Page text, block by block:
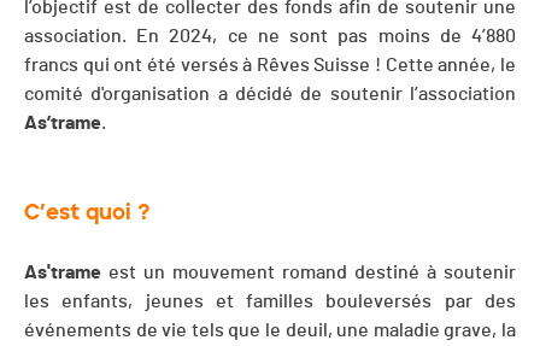
l’objectif est de collecter des fonds afin de soutenir une
association. En 2024, ce ne sont pas moins de 4’880
francs qui ont été versés à Rêves Suisse ! Cette année, le
comité d'organisation a décidé de soutenir l’association
As’trame.
C’est quoi ?
As'trame est un mouvement romand destiné à soutenir
les enfants, jeunes et familles bouleversés par des
événements de vie tels que le deuil, une maladie grave, la